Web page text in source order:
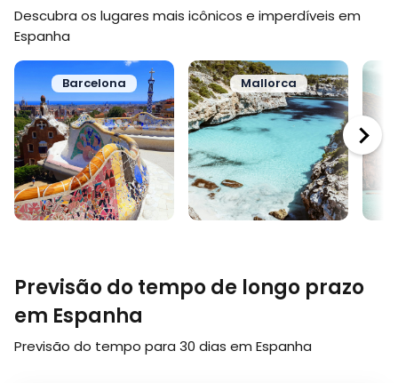
Descubra os lugares mais icônicos e imperdíveis em
Espanha
Barcelona Mallorca
Previsão do tempo de longo prazo
em Espanha
Previsão do tempo para 30 dias em Espanha